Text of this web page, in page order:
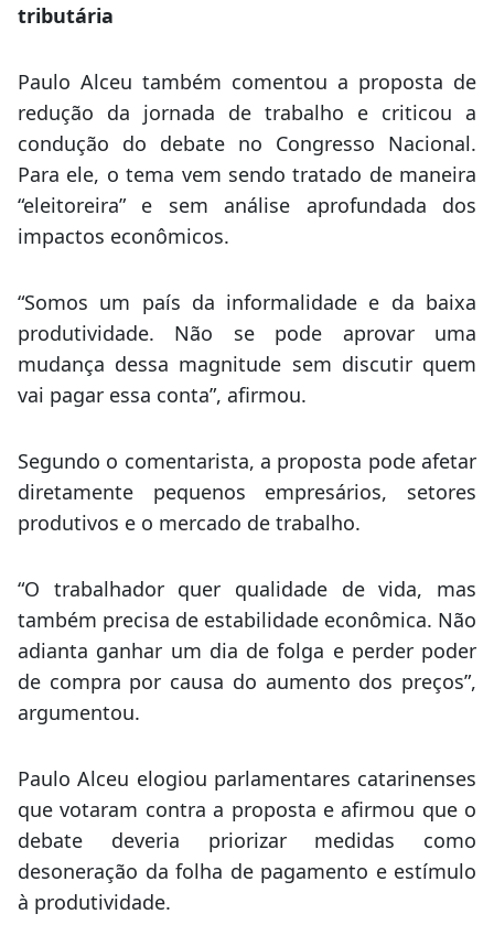
tributária
Paulo Alceu também comentou a proposta de
redução da jornada de trabalho e criticou a
condução do debate no Congresso Nacional.
Para ele, o tema vem sendo tratado de maneira
“eleitoreira” e sem análise aprofundada dos
impactos econômicos.
“Somos um país da informalidade e da baixa
produtividade. Não se pode aprovar uma
mudança dessa magnitude sem discutir quem
vai pagar essa conta”, afirmou.
Segundo o comentarista, a proposta pode afetar
diretamente pequenos empresários, setores
produtivos e o mercado de trabalho.
“O trabalhador quer qualidade de vida, mas
também precisa de estabilidade econômica. Não
adianta ganhar um dia de folga e perder poder
de compra por causa do aumento dos preços”,
argumentou.
Paulo Alceu elogiou parlamentares catarinenses
que votaram contra a proposta e afirmou que o
debate deveria priorizar medidas como
desoneração da folha de pagamento e estímulo
à produtividade.